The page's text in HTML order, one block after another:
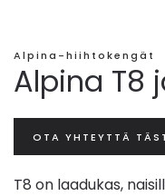
Alpina-hiihtokengät
Alpina T8
OTA YHTEYTTÄ
T8 on laadukas,